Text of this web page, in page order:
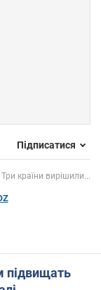
Підписатися
Три країни вирішили...
підвищать